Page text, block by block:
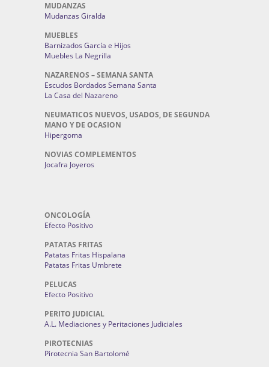
MUDANZAS
Mudanzas Giralda
MUEBLES
Barnizados García e Hijos
Muebles La Negrilla
NAZARENOS – SEMANA SANTA
Escudos Bordados Semana Santa
La Casa del Nazareno
NEUMATICOS NUEVOS, USADOS, DE SEGUNDA
MANO Y DE OCASION
Hipergoma
NOVIAS COMPLEMENTOS
Jocafra Joyeros
ONCOLOGÍA
Efecto Positivo
PATATAS FRITAS
Patatas Fritas Hispalana
Patatas Fritas Umbrete
PELUCAS
Efecto Positivo
PERITO JUDICIAL
A.L. Mediaciones y Peritaciones Judiciales
PIROTECNIAS
Pirotecnia San Bartolomé